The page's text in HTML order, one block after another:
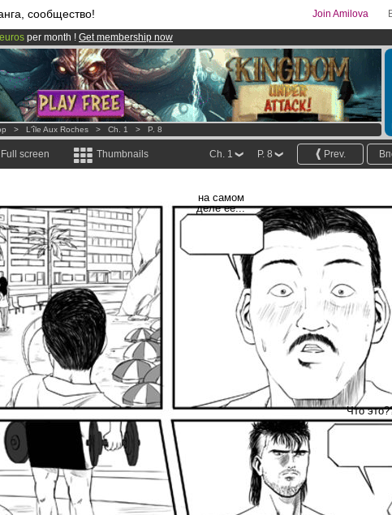
сообщество! Join Amilova
per month ! Get membership now
comics & mangas!.
> L'île Aux Roches > Ch. 1 > P. 8
Full screen Thumbnails Prev.
P. 8
Ch. 1
на самом
деле ее...
Что